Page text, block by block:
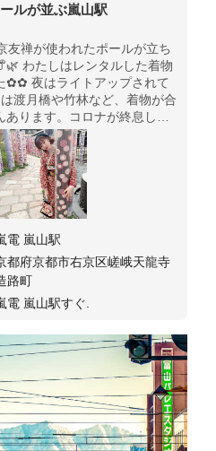
ルが並ぶ嵐山駅
友禅が使われたポールが立ち
わたしはレンタルした着物
✿✿ 夜はライトアップされて
は渡月橋や竹林など、着物が合
あります。コロナが終息した
もあり、おすすめです🌼🌼
電 嵐山駅
都府京都市右京区嵯峨天龍寺
路町
電 嵐山駅すぐ.